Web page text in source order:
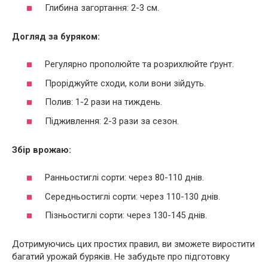
Глибина загортання: 2-3 см.
Догляд за буряком:
Регулярно прополюйте та розрихлюйте ґрунт.
Проріджуйте сходи, коли вони зійдуть.
Полив: 1-2 рази на тиждень.
Підживлення: 2-3 рази за сезон.
Збір врожаю:
Ранньостиглі сорти: через 80-110 днів.
Середньостиглі сорти: через 110-130 днів.
Пізньостиглі сорти: через 130-145 днів.
Дотримуючись цих простих правил, ви зможете виростити
багатий урожай буряків. Не забудьте про підготовку